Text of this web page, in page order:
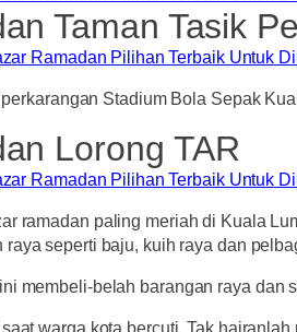
Taman Tasik
Stadium Bola Sepak
Lorong TAR
ramadan paling meriah di Kuala
seperti baju, kuih raya dan
membeli-belah barangan raya
warga kota bercuti. Tak